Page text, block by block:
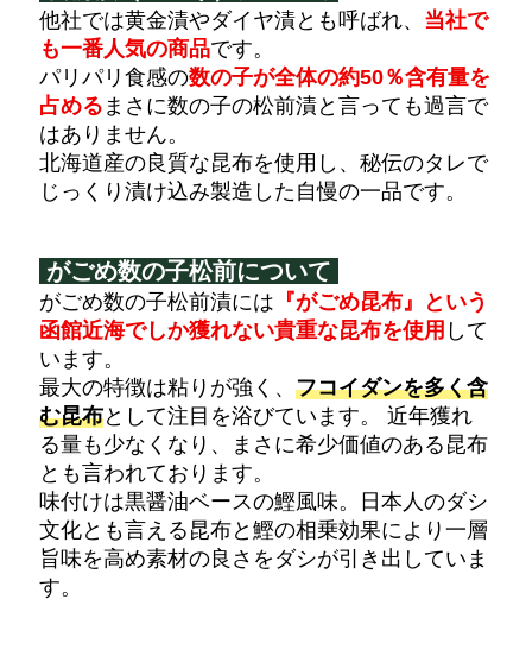
他社では黄金漬やダイヤ漬とも呼ばれ、 当社で
も一番人気の商品です。
パリパリ食感の数の子が全体の約50％含有量を
占める まさに数の子の松前漬と言っても過言で
はありません。
北海道産の良質な昆布を使用し、秘伝のタレで
じっくり漬け込み製造した自慢の一品です。
がごめ数の子松前について
がごめ数の子松前漬には 『がごめ昆布』という
函館近海でしか獲れない貴重な昆布を使用 して
います。
最大の特徴は粘りが強く、フコイダンを多く含
む昆布として注目を浴びています。 近年獲れ
る量も少なくなり、まさに希少価値のある昆布
とも言われております。
味付けは黒醤油ベースの鰹風味。日本人のダシ
文化とも言える昆布と鰹の相乗効果により一層
旨味を高め素材の良さをダシが引き出していま
す。